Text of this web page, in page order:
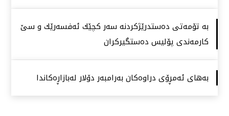
بە تۆمەتی دەستدرێژكردنە سەر كچێك ئەفسەرێك و سێ
كارمەندی پۆلیس دەستگیركران
بەهای ئەمڕۆی دراوەكان بەرامبەر دۆلار لەبازاڕەكاندا